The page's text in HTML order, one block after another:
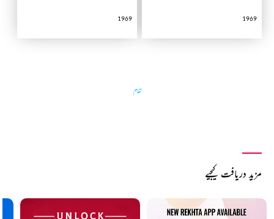
1969
1969
تمام
مزید دریافت کیجیے